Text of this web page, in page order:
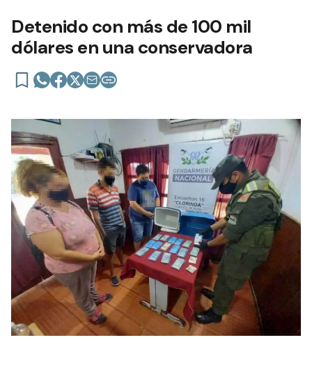
Detenido con más de 100 mil
dólares en una conservadora